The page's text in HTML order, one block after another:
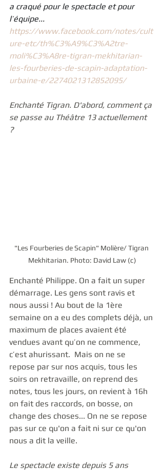
a craqué pour le spectacle et pour
l’équipe...
https://www.facebook.com/notes/cult
ure-etc/th%C3%A9%C3%A2tre-
moli%C3%A8re-tigran-mekhitarian-
les-fourberies-de-scapin-adaptation-
urbaine-e/2274021312852095/
Enchanté Tigran. D'abord, comment ça
se passe au Théâtre 13 actuellement
?
"Les Fourberies de Scapin" Molière/ Tigran
Mekhitarian. Photo: David Law (c)
Enchanté Philippe. On a fait un super
démarrage. Les gens sont ravis et
nous aussi ! Au bout de la 1ère
semaine on a eu des complets déjà, un
maximum de places avaient été
vendues avant qu’on ne commence,
c’est ahurissant.  Mais on ne se
repose par sur nos acquis, tous les
soirs on retravaille, on reprend des
notes, tous les jours, on revient à 16h
on fait des raccords, on bosse, on
change des choses... On ne se repose
pas sur ce qu'on a fait ni sur ce qu'on
nous a dit la veille.
Le spectacle existe depuis 5 ans